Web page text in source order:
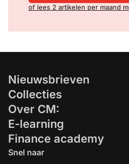
of lees 2 artikelen per maand
Nieuwsbrieven
Collecties
Over CM:
E-learning
Finance academy
Snel naar